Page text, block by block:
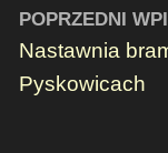
POPRZEDNI
Nastawnia
Pyskowicach